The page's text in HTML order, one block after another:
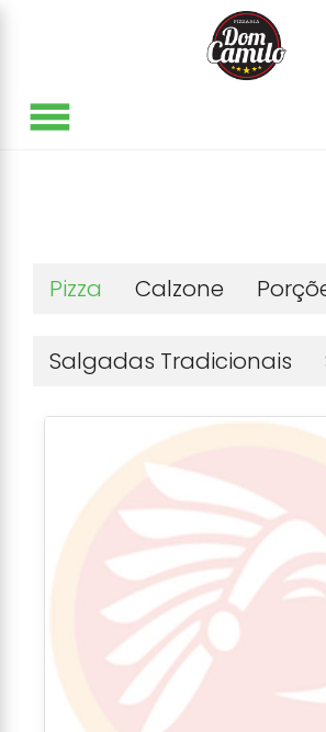
menu
Pizza Calzone
Salgadas Tradicionais